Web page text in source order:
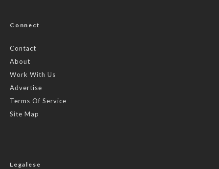
Connect
Contact
About
Work With Us
Advertise
Terms Of Service
Site Map
Legalese